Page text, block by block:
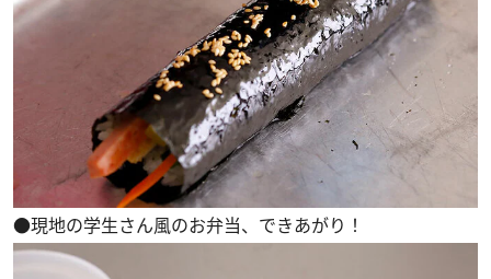
●現地の学生さん風のお弁当、できあがり！